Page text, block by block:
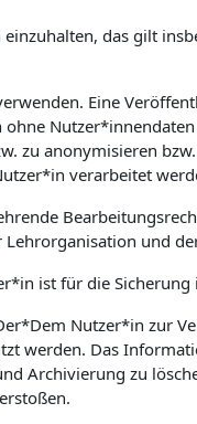
das gilt
Eine
zu anonymisieren
verarbeitet
und
ist für die
Nutzer*in zur
werden. Das
Archivierung zu